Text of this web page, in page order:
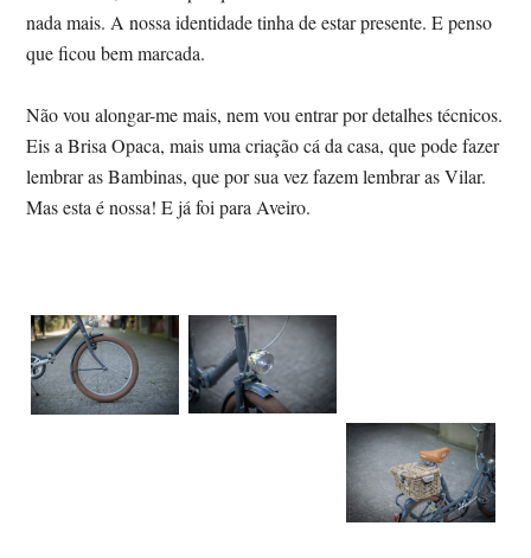
nada mais. A nossa identidade tinha de estar presente. E penso
que ficou bem marcada.
Não vou alongar-me mais, nem vou entrar por detalhes técnicos.
Eis a Brisa Opaca, mais uma criação cá da casa, que pode fazer
lembrar as Bambinas, que por sua vez fazem lembrar as Vilar.
Mas esta é nossa! E já foi para Aveiro.